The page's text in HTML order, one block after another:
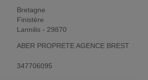
Bretagne
Finistère
Lannilis - 29870
ABER PROPRETE AGENCE BREST
347706095